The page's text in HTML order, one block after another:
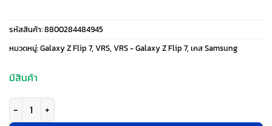
price
was:
price
is:
รหัสสินค้า:8800284484945
หมวดหมู่:Galaxy Z Flip 7, VRS, VRS - Galaxy Z Flip 7, เคส Samsung
มีสินค้า
จำนวน VRS รุ่น Modern Go - เคส Galaxy Z Flip 7 - สี Black ชิ้น